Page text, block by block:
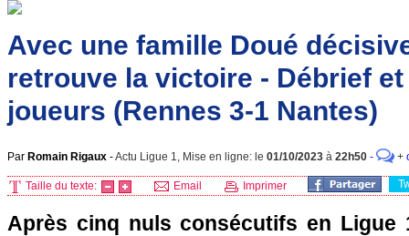
Avec une famille Doué
retrouve la victoire - Débrief et
joueurs (Rennes 3-1 Nantes)
Par Romain Rigaux -Actu Ligue 1, Mise en ligne: le 01/10/2023 à 22h50 - +
Taille du texte: Email Imprimer
Après cinq nuls consécutifs en Ligue